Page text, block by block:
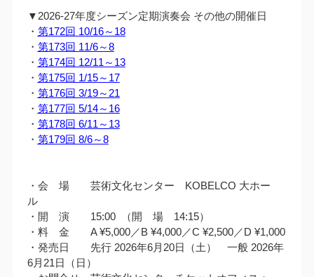
▼2026-27年度シーズン定期演奏会 その他の開催日
・ 第172回 10/16～18
・ 第173回 11/6～8
・ 第174回 12/11～13
・ 第175回 1/15～17
・ 第176回 3/19～21
・ 第177回 5/14～16
・ 第178回 6/11～13
・ 第179回 8/6～8
・会 場 芸術文化センター KOBELCO 大ホー
ル
・開 演 15:00 （開 場 14:15）
・料 金 A ¥5,000／B ¥4,000／C ¥2,500／D ¥1,000
・発売日 先行 2026年6月20日（土） 一般 2026年
6月21日（日）